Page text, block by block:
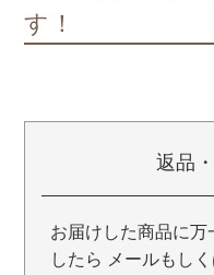
す！
返品
お届けした商品に万
したら メールもし